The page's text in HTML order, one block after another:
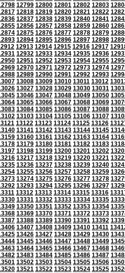
12799 12800 12801 12802 12803
12818 12819 12820 12821 12822
12837 12838 12839 12840 12841
12856 12857 12858 12859 12860
12875 12876 12877 12878 12879
12894 12895 12896 12897 12898
12913 12914 12915 12916 12917
12932 12933 12934 12935 12936
12951 12952 12953 12954 12955
12970 12971 12972 12973 12974
12989 12990 12991 12992 12993
13008 13009 13010 13011 13012
13027 13028 13029 13030 13031
13046 13047 13048 13049 13050
13065 13066 13067 13068 13069
13084 13085 13086 13087 13088
13103 13104 13105 13106 13107
13122 13123 13124 13125 13126
13141 13142 13143 13144 13145
13160 13161 13162 13163 13164
13179 13180 13181 13182 13183
13198 13199 13200 13201 13202
13217 13218 13219 13220 13221
13236 13237 13238 13239 13240
13255 13256 13257 13258 13259
13274 13275 13276 13277 13278
13293 13294 13295 13296 13297
13312 13313 13314 13315 13316
13331 13332 13333 13334 13335
13350 13351 13352 13353 13354
13369 13370 13371 13372 13373
13388 13389 13390 13391 13392
13407 13408 13409 13410 13411
13426 13427 13428 13429 13430
13445 13446 13447 13448 13449
13464 13465 13466 13467 13468
13483 13484 13485 13486 13487
13502 13503 13504 13505 13506
13521 13522 13523 13524 13525